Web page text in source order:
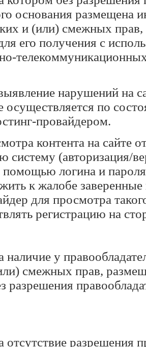
основания размещена
и (или) смежных
его получения с
телекоммуникационных
нарушений на
осуществляется по
провайдером.
контента на сайте
систему (авторизация/
помощью логина и
к жалобе заверенные
для просмотра
регистрацию на
наличие у
смежных прав,
разрешения
отсутствие разрешения